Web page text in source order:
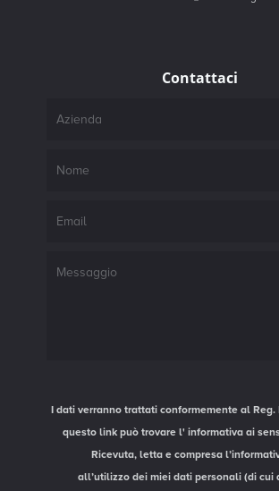
Contattaci
I dati verranno trattati conformemente al Reg.
questo link può trovare l' informativa ai
Ricevuta, letta e compresa
all’utilizzo dei miei dati personali (di cui